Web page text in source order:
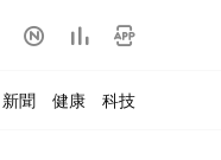
  
新聞 健康 科技